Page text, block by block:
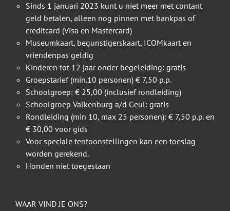
Sinds 1 januari 2023 kunt u niet meer met contant
geld betalen, alleen nog pinnen met bankpas of
creditcard (Visa en Mastercard)
Museumkaart, begunstigerskaart, ICOMkaart en
vriendenpas geldig
Kinderen tot 12 jaar onder begeleiding: gratis
Groepstarief (min.10 personen) € 7,50 p.p.
Schoolgroep: € 25,00 (inclusief rondleiding)
Schoolgroep Valkenburg a/d Geul: gratis
Rondleiding (min 10, max 25 personen): € 7,50 p.p. en
€ 30,00 voor gids
Voor speciale tentoonstellingen kan een toeslag
worden gerekend.
Honden niet toegestaan
WAAR VIND JE ONS?